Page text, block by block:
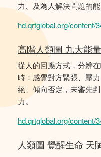
力、及為人解決問題的能
hd.qrtglobal.org/content/
高階人類圖 九大能
從人的回應方式，分辨
時：感覺對方緊張、壓
絕、傾向否定，未審先
力。
hd.qrtglobal.org/content/
人類圖 覺醒生命 天